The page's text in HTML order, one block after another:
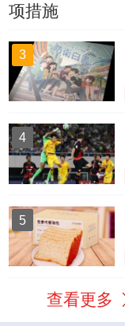
项措施
3
4
5
查看更多